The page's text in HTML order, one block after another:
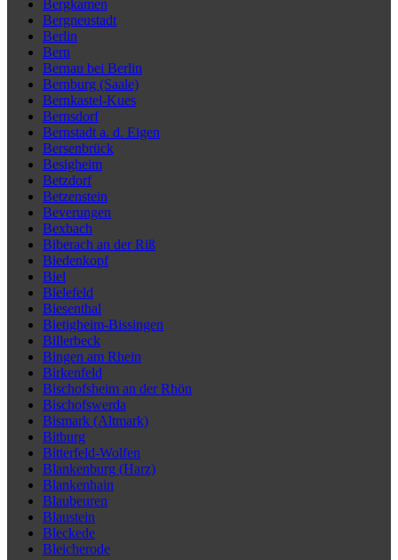
Bergkamen
Bergneustadt
Berlin
Bern
Bernau bei Berlin
Bernburg (Saale)
Bernkastel-Kues
Bernsdorf
Bernstadt a. d. Eigen
Bersenbrück
Besigheim
Betzdorf
Betzenstein
Beverungen
Bexbach
Biberach an der Riß
Biedenkopf
Biel
Bielefeld
Biesenthal
Bietigheim-Bissingen
Billerbeck
Bingen am Rhein
Birkenfeld
Bischofsheim an der Rhön
Bischofswerda
Bismark (Altmark)
Bitburg
Bitterfeld-Wolfen
Blankenburg (Harz)
Blankenhain
Blaubeuren
Blaustein
Bleckede
Bleicherode